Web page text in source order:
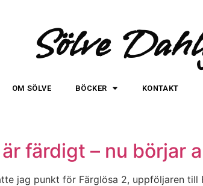
Sölve
OM SÖLVE BÖCKER KONTAKT
färdigt – nu börjar
jag punkt för Färglösa 2, uppföljaren